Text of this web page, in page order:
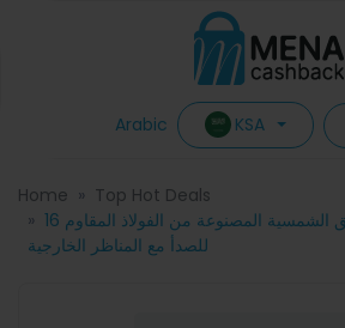
Arabic KSA
Home
Top Hot Deals
16 قطعة من مصابيح الحدائق الشمسية المصنوعة من الفولاذ المقاوم
للصدأ مع المناظر الخارجية